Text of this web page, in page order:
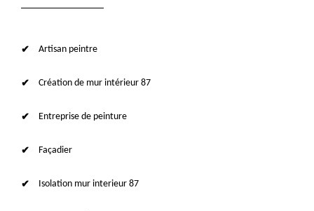
Artisan peintre
Création de mur intérieur 87
Entreprise de peinture
Façadier
Isolation mur interieur 87